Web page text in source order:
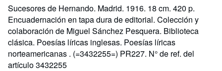
estrellas
Sucesores de Hernando. Madrid. 1916. 18 cm. 420 p.
Encuadernación en tapa dura de editorial. Colección y
colaboración de Miguel Sánchez Pesquera. Biblioteca
clásica. Poesías líricas inglesas. Poesías líricas
norteamericanas . (=3432255=) PR227. N° de ref. del
artículo 3432255